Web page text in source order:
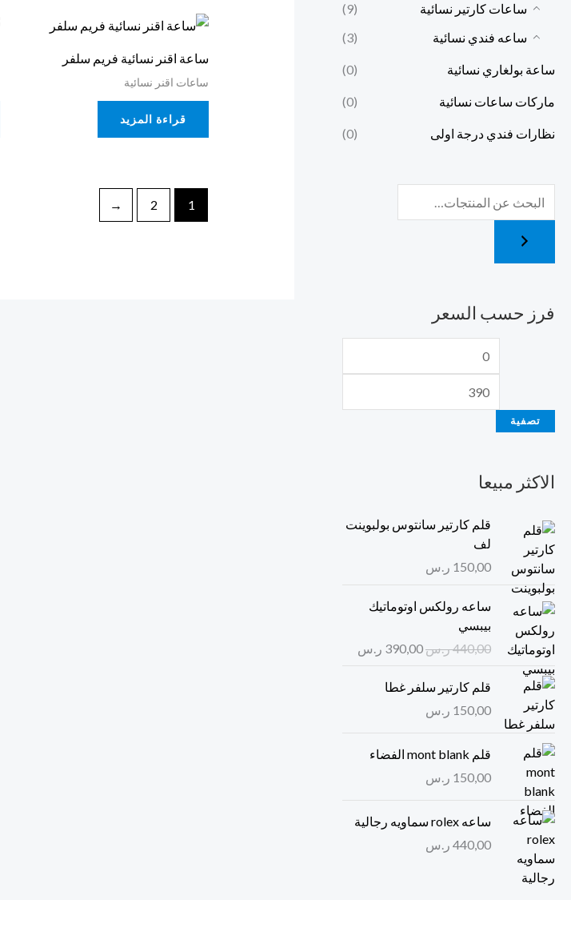
ساعات كارتير نسائية
(9)
ساعه فندي نسائية
(3)
ساعة بولغاري نسائية (0)
ماركات ساعات نسائية (0)
نظارات فندي درجة اولى (0)
فرز حسب السعر
تصفية
الاكثر مبيعا
قلم كارتير سانتوس بولبوينت
لف
150,00 ر.س
ساعه رولكس اوتوماتيك
بيبسي
440,00ر.س
ل
ع
ا
ص
و
390,00 ر.س
و
قلم كارتير سلفر غطا
150,00 ر.س
قلم mont blank الفضاء
150,00 ر.س
ساعه rolex سماويه رجالية
440,00 ر.س
ساعة اقنر نسائية فريم سلفر
ساعات اقنر نسائية
قراءة المزيد
1
2
←